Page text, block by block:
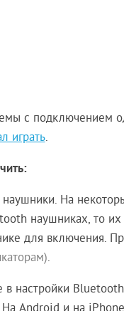
с подключением
играть.
На
наушниках, то
для включения.
.
в настройки